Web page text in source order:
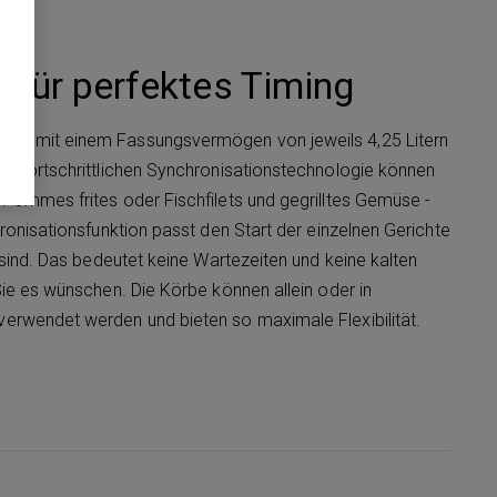
für perfektes Timing
mit einem Fassungsvermögen von jeweils 4,25 Litern
fortschrittlichen Synchronisationstechnologie können
frites oder Fischfilets und gegrilltes Gemüse -
passt den Start der einzelnen Gerichte
Das bedeutet keine Wartezeiten und keine kalten
es wünschen. Die Körbe können allein oder in
werden und bieten so maximale Flexibilität.